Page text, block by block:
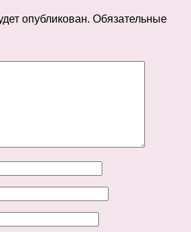
опубликован. Обязательные